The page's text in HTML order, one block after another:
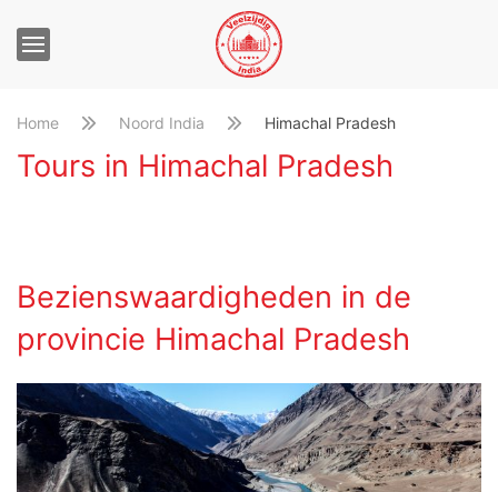
Home Noord India Himachal Pradesh
Tours in Himachal Pradesh
Bezienswaardigheden in de
provincie Himachal Pradesh